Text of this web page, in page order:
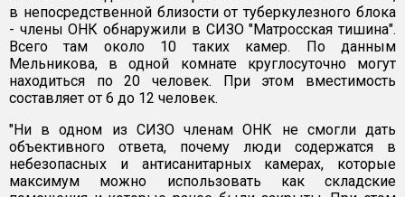
в непосредственной близости от туберкулезного блока
- члены ОНК обнаружили в СИЗО "Матросская тишина".
Всего там около 10 таких камер. По данным
Мельникова, в одной комнате круглосуточно могут
находиться по 20 человек. При этом вместимость
составляет от 6 до 12 человек.
"Ни в одном из СИЗО членам ОНК не смогли дать
объективного ответа, почему люди содержатся в
небезопасных и антисанитарных камерах, которые
максимум можно использовать как складские